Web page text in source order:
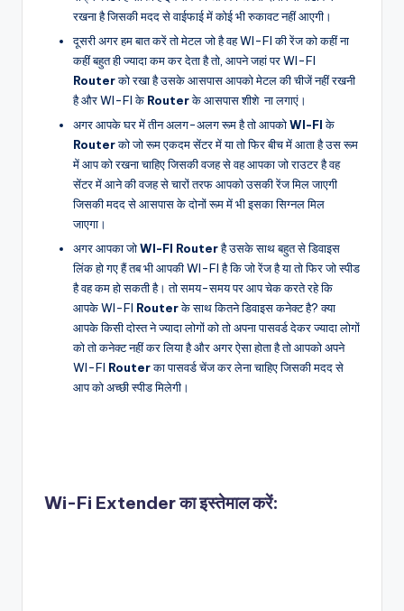
रखना है जिसकी मदद से वाईफाई में कोई भी रुकावट नहीं आएगी।
दूसरी अगर हम बात करें तो मेटल जो है वह WI-FI की रेंज को कहीं ना
कहीं बहुत ही ज्यादा कम कर देता है तो, आपने जहां पर WI-FI
Routerको रखा है उसके आसपास आपको मेटल की चीजें नहीं रखनी
है और WI-FI के Routerके आसपास शीशे ना लगाएं।
अगर आपके घर में तीन अलग-अलग रूम है तो आपकोWI-FIके
Routerको जो रूम एकदम सेंटर में या तो फिर बीच में आता है उस रूम
में आप को रखना चाहिए जिसकी वजह से वह आपका जो राउटर है वह
सेंटर में आने की वजह से चारों तरफ आपको उसकी रेंज मिल जाएगी
जिसकी मदद से आसपास के दोनों रूम में भी इसका सिग्नल मिल
जाएगा।
अगर आपका जोWI-FI Routerहै उसके साथ बहुत से डिवाइस
लिंक हो गए हैं तब भी आपकी WI-FI है कि जो रेंज है या तो फिर जो स्पीड
है वह कम हो सकती है। तो समय-समय पर आप चेक करते रहे कि
आपके WI-FI Routerके साथ कितने डिवाइस कनेक्ट है? क्या
आपके किसी दोस्त ने ज्यादा लोगों को तो अपना पासवर्ड देकर ज्यादा लोगों
को तो कनेक्ट नहीं कर लिया है और अगर ऐसा होता है तो आपको अपने
WI-FI Routerका पासवर्ड चेंज कर लेना चाहिए जिसकी मदद से
आप को अच्छी स्पीड मिलेगी।
Wi-Fi Extender का इस्तेमाल करें: